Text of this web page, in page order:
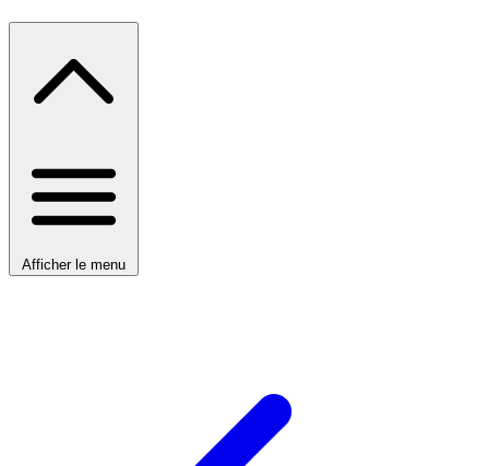
Afficher le menu